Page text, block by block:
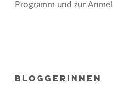
Programm und zur
BLOGGERINNEN